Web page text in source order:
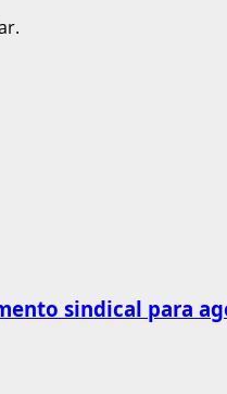
sindical para